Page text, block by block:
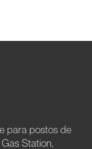
para postos de
Station,